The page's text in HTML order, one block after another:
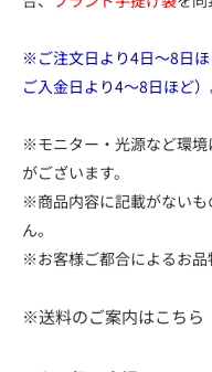
※ご注文日より4日～8日
ご入金日より4～8日ほど）
※モニター・光源など環
がございます。
※商品内容に記載がない
ん。
※お客様ご都合によるお品
※送料のご案内はこちら